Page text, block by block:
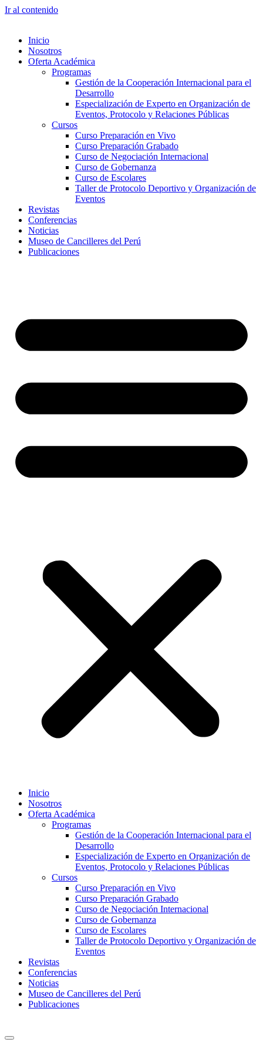
Ir al contenido
Inicio
Nosotros
Oferta Académica
Programas
Gestión de la Cooperación Internacional para el
Desarrollo
Especialización de Experto en Organización de
Eventos, Protocolo y Relaciones Públicas
Cursos
Curso Preparación en Vivo
Curso Preparación Grabado
Curso de Negociación Internacional
Curso de Gobernanza
Curso de Escolares
Taller de Protocolo Deportivo y Organización de
Eventos
Revistas
Conferencias
Noticias
Museo de Cancilleres del Perú
Publicaciones
Inicio
Nosotros
Oferta Académica
Programas
Gestión de la Cooperación Internacional para el
Desarrollo
Especialización de Experto en Organización de
Eventos, Protocolo y Relaciones Públicas
Cursos
Curso Preparación en Vivo
Curso Preparación Grabado
Curso de Negociación Internacional
Curso de Gobernanza
Curso de Escolares
Taller de Protocolo Deportivo y Organización de
Eventos
Revistas
Conferencias
Noticias
Museo de Cancilleres del Perú
Publicaciones